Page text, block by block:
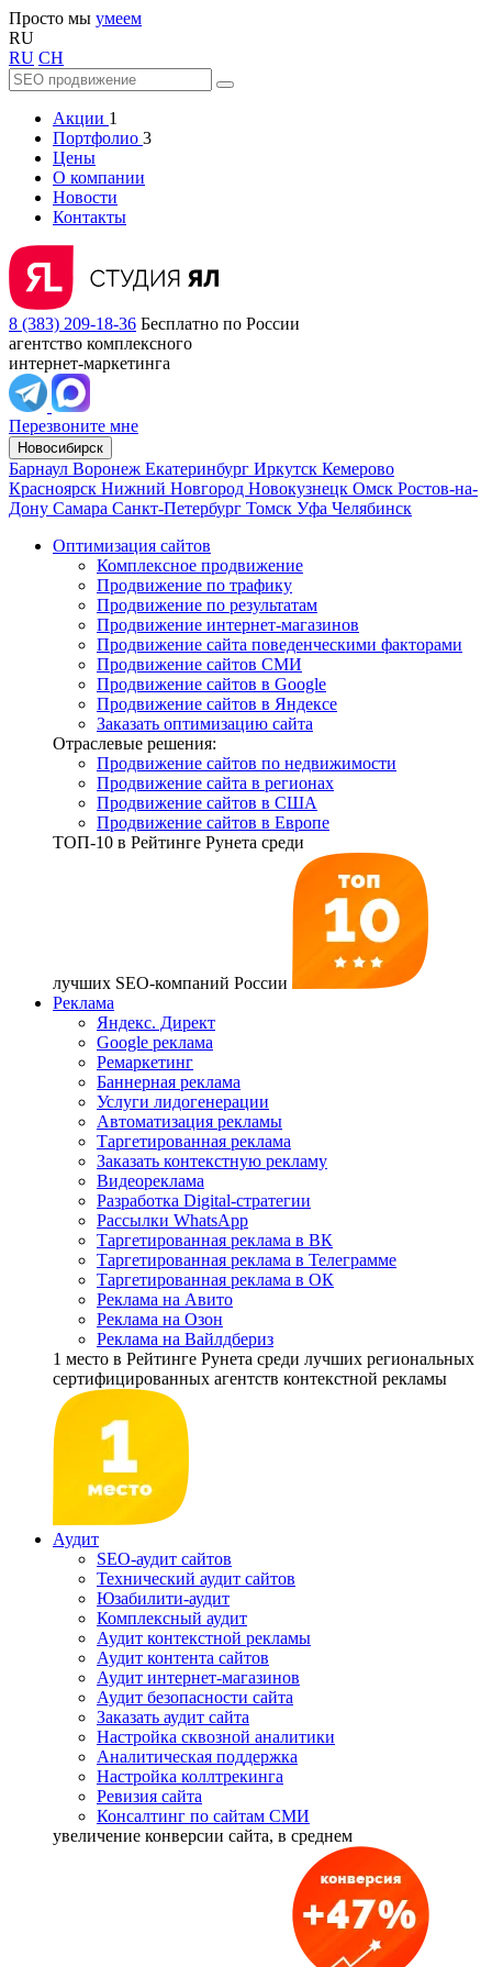
Просто мы умеем
RU
RU CH
Акции 1
Портфолио 3
Цены
О компании
Новости
Контакты
8 (383) 209-18-36 Бесплатно по России
агентство комплексного
интернет-маркетинга
Перезвоните мне
Новосибирск
Барнаул Воронеж Екатеринбург Иркутск Кемерово
Красноярск Нижний Новгород Новокузнецк Омск Ростов-на-
Дону Самара Санкт-Петербург Томск Уфа Челябинск
Оптимизация сайтов
Комплексное продвижение
Продвижение по трафику
Продвижение по результатам
Продвижение интернет-магазинов
Продвижение сайта поведенческими факторами
Продвижение сайтов СМИ
Продвижение сайтов в Google
Продвижение сайтов в Яндексе
Заказать оптимизацию сайта
Отраслевые решения:
Продвижение сайтов по недвижимости
Продвижение сайта в регионах
Продвижение сайтов в США
Продвижение сайтов в Европе
ТОП-10 в Рейтинге Рунета среди
лучших SEO-компаний России
Реклама
Яндекс. Директ
Google реклама
Ремаркетинг
Баннерная реклама
Услуги лидогенерации
Автоматизация рекламы
Таргетированная реклама
Заказать контекстную рекламу
Видеореклама
Разработка Digital-стратегии
Рассылки WhatsApp
Таргетированная реклама в ВК
Таргетированная реклама в Телеграмме
Таргетированная реклама в ОК
Реклама на Авито
Реклама на Озон
Реклама на Вайлдбериз
1 место в Рейтинге Рунета cреди лучших региональных
сертифицированных агентств контекстной рекламы
Аудит
SEO-аудит сайтов
Технический аудит сайтов
Юзабилити-аудит
Комплексный аудит
Аудит контекстной рекламы
Аудит контента сайтов
Аудит интернет-магазинов
Аудит безопасности сайта
Заказать аудит сайта
Настройка сквозной аналитики
Аналитическая поддержка
Настройка коллтрекинга
Ревизия сайта
Консалтинг по сайтам СМИ
увеличение конверсии сайта, в среднем